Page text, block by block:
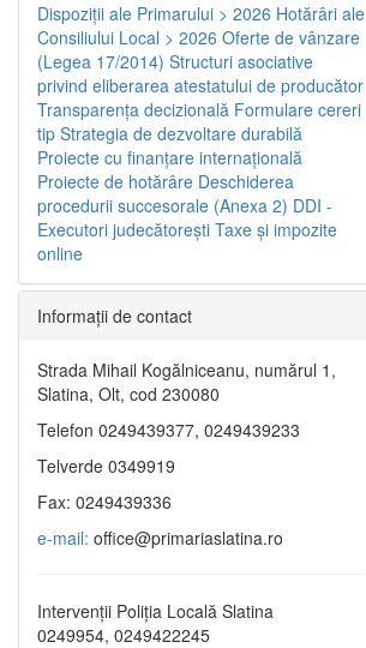
Dispoziţii ale Primarului > 2026 Hotărâri ale
Consiliului Local > 2026 Oferte de vânzare
(Legea 17/2014) Structuri asociative
privind eliberarea atestatului de producător
Transparenţa decizională Formulare cereri
tip Strategia de dezvoltare durabilă
Proiecte cu finanţare internaţională
Proiecte de hotărâre Deschiderea
procedurii succesorale (Anexa 2) DDI -
Executori judecătorești Taxe şi impozite
online
Informaţii de contact
Strada Mihail Kogălniceanu, numărul 1,
Slatina, Olt, cod 230080
Telefon 0249439377, 0249439233
Telverde 0349919
Fax: 0249439336
e-mail: office@primariaslatina.ro
Intervenții Poliția Locală Slatina
0249954, 0249422245